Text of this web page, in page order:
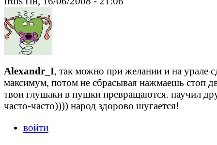
Alexandr_I, так можно при желании и на урале
максимум, потом не сбрасывая нажмаешь стоп
твои глушаки в пушки превращаются. научил
часто-часто)))) народ здорово шугается!
войти